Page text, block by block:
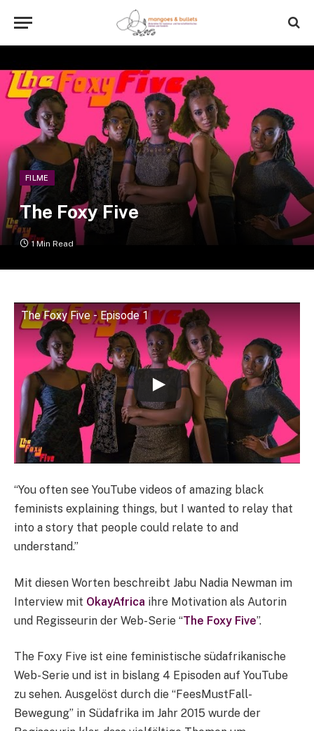
FILME
The Foxy Five
1 Min Read
The Foxy Five - Episode 1
“You often see YouTube videos of amazing black
feminists explaining things, but I wanted to relay that
into a story that people could relate to and
understand.”
Mit diesen Worten beschreibt Jabu Nadia Newman im
Interview mit OkayAfrica ihre Motivation als Autorin
und Regisseurin der Web-Serie “The Foxy Five”.
The Foxy Five ist eine feministische südafrikanische
Web-Serie und ist in bislang 4 Episoden auf YouTube
zu sehen. Ausgelöst durch die “FeesMustFall-
Bewegung” in Südafrika im Jahr 2015 wurde der